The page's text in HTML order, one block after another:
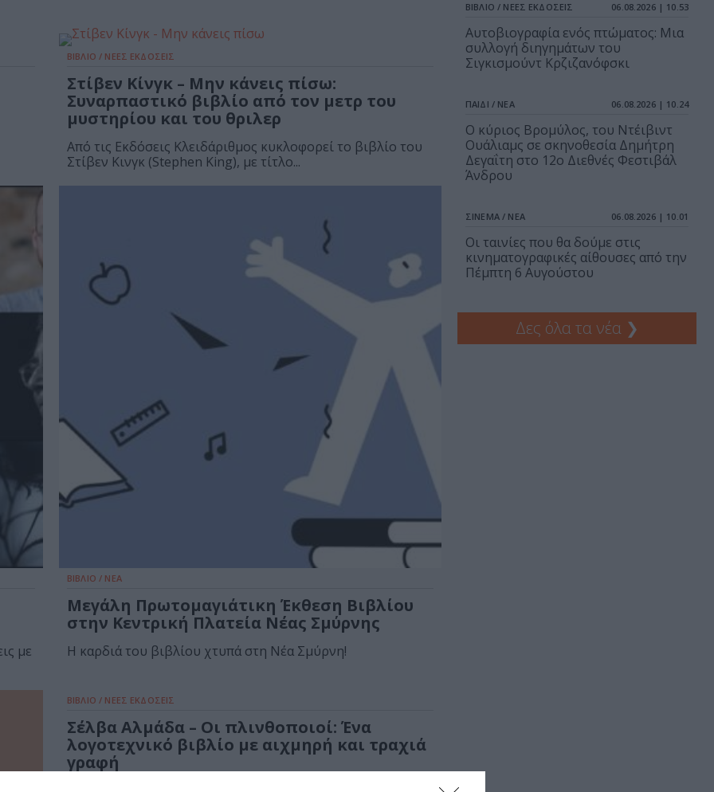
ΒΙΒΛΙΟ / ΝΕΕΣ ΕΚΔΟΣΕΙΣ
Στίβεν Κίνγκ – Μην κάνεις πίσω:
Συναρπαστικό βιβλίο από τον μετρ του
μυστηρίου και του θριλερ
Από τις Εκδόσεις Κλειδάριθμος κυκλοφορεί το βιβλίο του
Στίβεν Κινγκ (Stephen King), με τίτλο...
με
ΒΙΒΛΙΟ / ΝΕΑ
Μεγάλη Πρωτομαγιάτικη Έκθεση Βιβλίου
στην Κεντρική Πλατεία Νέας Σμύρνης
Η καρδιά του βιβλίου χτυπά στη Νέα Σμύρνη!
ΒΙΒΛΙΟ / ΝΕΕΣ ΕΚΔΟΣΕΙΣ
Σέλβα Αλµάδα – Οι πλινθοποιοί: Ένα
λογοτεχνικό βιβλίο με αιχμηρή και τραχιά
γραφή
ΒΙΒΛΙΟ / ΝΕΕΣ ΕΚΔΟΣΕΙΣ 06.08.2026 | 10.53
Αυτοβιογραφία ενός πτώματος: Μια
συλλογή διηγημάτων του
Σιγκισμούντ Κρζιζανόφσκι
ΠΑΙΔΙ / ΝΕΑ 06.08.2026 | 10.24
O κύριος Βρομύλος, του Ντέιβιντ
Ουάλιαμς σε σκηνοθεσία Δημήτρη
Δεγαΐτη στο 12ο Διεθνές Φεστιβάλ
Άνδρου
ΣΙΝΕΜΑ / ΝΕΑ 06.08.2026 | 10.01
Οι ταινίες που θα δούμε στις
κινηματογραφικές αίθουσες από την
Πέμπτη 6 Αυγούστου
Δες όλα τα νέα ❯